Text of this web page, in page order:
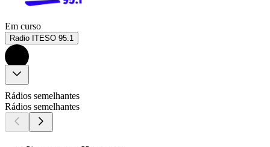
Em curso
Radio ITESO 95.1
Rádios semelhantes
Rádios semelhantes